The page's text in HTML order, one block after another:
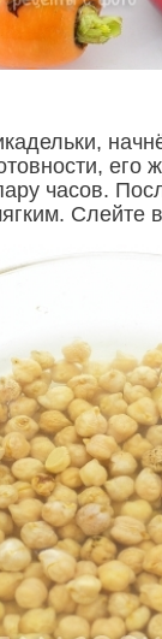
его
часов.
Слейте